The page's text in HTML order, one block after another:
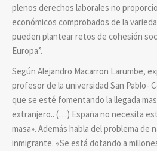
plenos derechos laborales no
económicos comprobados de la
pueden plantear retos de cohesión
Europa”.
Según Alejandro Macarron Larumbe,
profesor de la universidad San Pablo-
que se esté fomentando la llegada
extranjero.. (…) España no necesita
masa». Además habla del problema de
inmigrante. «Se está dotando a